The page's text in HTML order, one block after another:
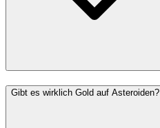
Gibt es wirklich Gold auf Asteroiden?